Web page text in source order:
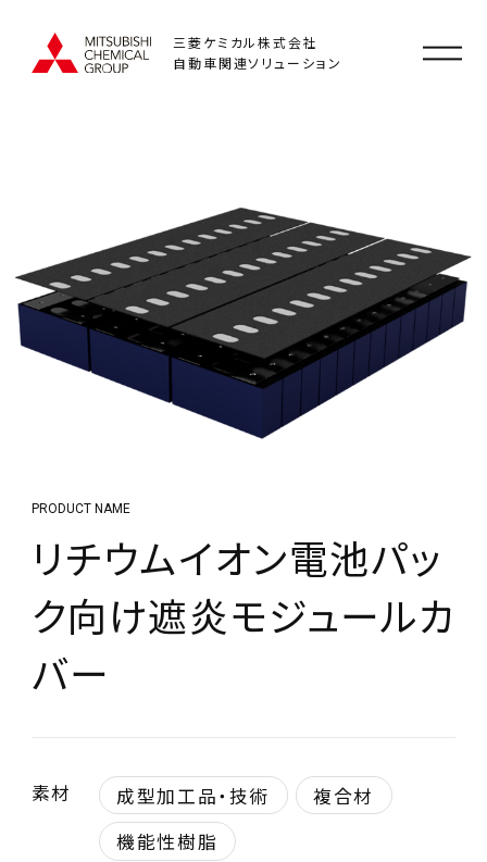
三菱ケミカル株式会社
自動車関連ソリューション
PRODUCT NAME
リチウムイオン電池パッ
ク向け遮炎モジュールカ
バー
素材 成型加工品・技術
複合材
機能性樹脂